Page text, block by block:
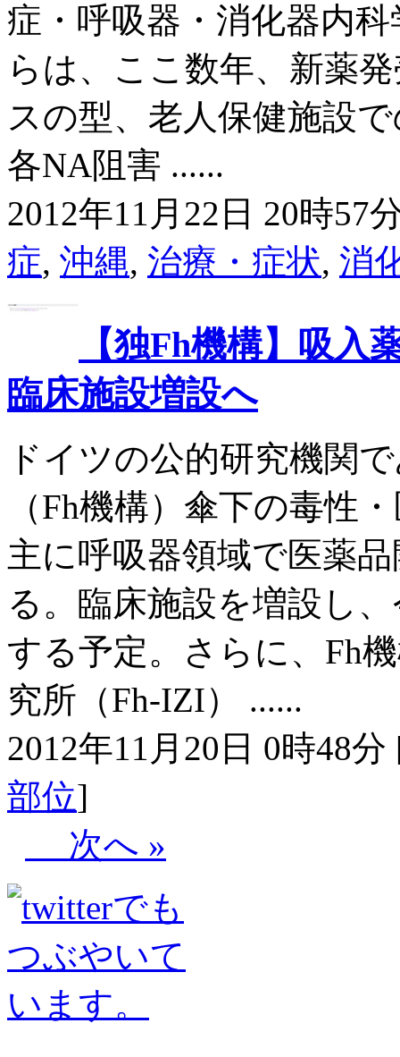
症・呼吸器・消化器内
らは、ここ数年、新薬
スの型、老人保健施設
各NA阻害 ......
2012年11月22日 20時57
症, 沖縄, 治療・症状, 消
【独Fh機構】吸入
臨床施設増設へ
ドイツの公的研究機関
（Fh機構）傘下の毒性
主に呼吸器領域で医薬
る。臨床施設を増設し
する予定。さらに、Fh
究所（Fh‐IZI） ......
2012年11月20日 0時48分
部位]
次へ »